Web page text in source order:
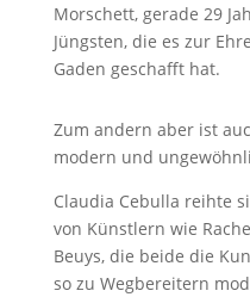
Morschett, gerade 29
Jüngsten, die es zur
Gaden geschafft hat.
Zum andern aber ist
modern und
Claudia Cebulla reihte
von Künstlern wie
Beuys, die beide die
so zu Wegbereitern